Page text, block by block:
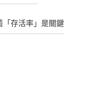
「存活率」是關鍵